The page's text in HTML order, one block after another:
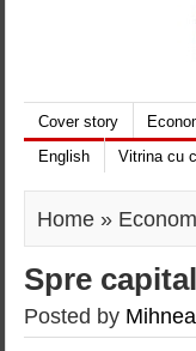
Cover story
English
Vitrina cu
Home »
Spre
Posted by